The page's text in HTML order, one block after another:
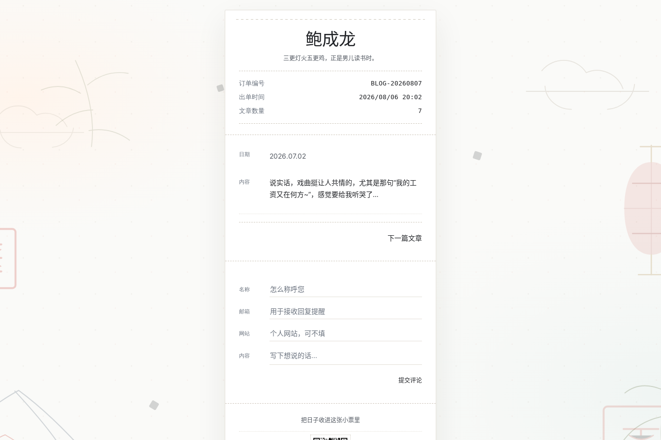
鲍成龙
三更灯火五更鸡，正是男儿读书时。
订单编号
BLOG-20260807
出单时间
2026/08/06 20:02
文章数量
7
日期 2026.07.02
内容
说实话，戏曲挺让人共情的，尤其是那句“我的工
资又在何方~”，感觉要给我听哭了…
下一篇文章
名称
邮箱
网站
内容
把日子收进这张小票里